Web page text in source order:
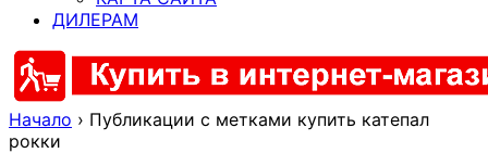
ДИЛЕРАМ
Начало › Публикации с метками купить катепал
рокки